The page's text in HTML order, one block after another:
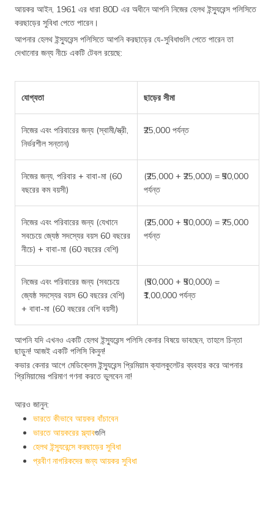
আয়কর আইন, 1961 এর ধারা 80D এর অধীনে আপনি নিজের হেলথ ইন্স্যুরেন্স পলিসিতে
করছাড়ের সুবিধা পেতে পারেন।
আপনার হেলথ ইন্স্যুরেন্স পলিসিতে আপনি করছাড়ের যে-সুবিধাগুলি পেতে পারেন তা
দেখানোর জন্য নীচে একটি টেবল রয়েছে:
যোগ্যতা ছাড়ের সীমা
নিজের এবং পরিবারের জন্য (স্বামী/স্ত্রী,
নির্ভরশীল সন্তান)
₹25,000 পর্যন্ত
নিজের জন্য, পরিবার + বাবা-মা (60
বছরের কম বয়সী)
(₹25,000 + ₹25,000) = ₹50,000
পর্যন্ত
নিজের এবং পরিবারের জন্য (যেখানে
সবচেয়ে জ্যেষ্ঠ সদস্যের বয়স 60 বছরের
নীচে) + বাবা-মা (60 বছরের বেশি)
(₹25,000 + ₹50,000) = ₹75,000
পর্যন্ত
নিজের এবং পরিবারের জন্য (সবচেয়ে
জ্যেষ্ঠ সদস্যের বয়স 60 বছরের বেশি)
+ বাবা-মা (60 বছরের বেশি বয়সী)
(₹50,000 + ₹50,000) =
₹1,00,000 পর্যন্ত
আপনি যদি এখনও একটি হেলথ ইন্স্যুরেন্স পলিসি কেনার বিষয়ে ভাবছেন, তাহলে চিন্তা
ছাড়ুন! আজই একটি পলিসি কিনুন!
কভার কেনার আগে মেডিক্লেম ইন্স্যুরেন্স প্রিমিয়াম ক্যালকুলেটর ব্যবহার করে আপনার
প্রিমিয়ামের পরিমাণ গণনা করতে ভুলবেন না!
আরও জানুন:
ভারতে কীভাবে আয়কর বাঁচাবেন
ভারতে আয়করের স্ল্যাবগুলি
হেলথ ইন্স্যুরেন্সে করছাড়ের সুবিধা
প্রবীণ নাগরিকদের জন্য আয়কর সুবিধা